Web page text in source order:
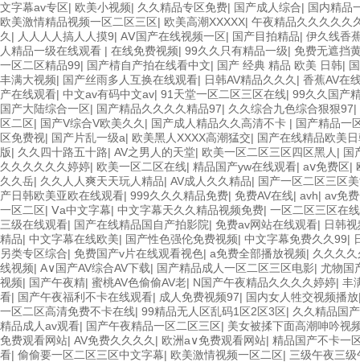
文字幕av专区| 欧美小视频| 久久精品专区免费| 国产成人综合| 国内精品
欧美激情精品视频一区二区三区| 欧美高潮XXXXX| 午夜精品久久久久久
久 | 人人人人搞人人摸9| AⅤ国产在线视频一区| 国产目拍精品| 伊久线香
人精品一级在线观看 | 在线免费视频| 99久久只有精品一级| 免费无遮挡
一区二区精品99| 国产棈自产拍在线看中文| 国产 经典 精品 欧美 日韩|
丰满大视频| 国产丝雨多人互换在线观看| 日韩AV精品久久久 | 香蕉AV在
产在线观看| 中文av有码中文av| 91天堂一区二区三区在线| 99久久国产
国产大陆综合一区| 国产精品久久久久精品97| 久久综合九色综合狠狠97|
区二区| 国产V综合V欧美久久 | 国产成人精品久久高清不卡 | 国产精品一
区免费视| 国产片乱一级a| 欧美黑人XXXX高潮猛交| 国产在线精品欧美
版| 久久四十路五十路| AV之男人的天堂| 欧美一区二区三区四区黑人 | 国
久久久久久久婷婷| 欧美一区二区在线| 精品国产yw在线观看| aⅴ免费区|
久久岳| 久久人人爽天天玩人精品| AV成人久久精品| 国产一区二区三区
产日韩欧美亚欧在线观看| 999久久久精品免费| 免费AV在线| avh| av免
一区二区| Ⅴa中文字幕| 中文字幕天久久精品视频免费| 一区二区三区在
三级在线观看| 国产在线精品国自产拍影院| 免费av网站在线观看| 日韩
精品| 中文字幕在线欧美| 国产性色强伦免费视频| 中文字幕免费久久99|
另类专区综合| 免费国产v片在线观看视色| a免费全部播放视频| 久久久
线视频| A∨国产AV综合AV下载| 国产精品成人一区二区三区电影| 尤物国
视频| 国产午夜精| 蜜桃AV色偷偷AV老| N国产午夜精品久久久久婷婷| 丰
看| 国产午夜福利不卡在线观看| 成人免费视频97| 国内女人牲交视频播放
一区二区高清免费不卡在线| 99精品无人区乱码1区2区3区| 久久精品国
精品成人av观看| 国产午夜精品一区二区三区| 美女被揉下面高潮呻吟视
免费观看网站| AV免费久久久久 | 欧洲a∨免费观看网站| 精品国产不卡一
看| 偷偷要一区二区三区中文字幕| 欧美激情视频一区二区| 三级午夜三